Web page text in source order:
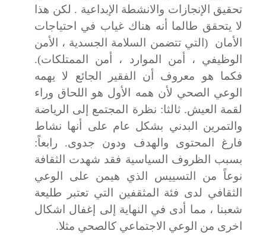
تحقيق الإنجازات والانشطة الإبداعية . لكن هذا
لا يتحقق طالما أنه هناك غياب في احتياجات
الأمان
(التي تتضمن السلامة الجسدية ، الأمن
الوظيفي ، أمن الموارد ، أمن الممتلكات).
فكما هو معروف أن الفقير الجائع لا يهمه
الوعي الصحي لأن همه الأول هو اللحاق وراء
لقمة العيش. ثالثا: نظرة المجتمع إلى الرياضة
والتمرين البدني بشكل عام على أنها نشاط
فارغ المحتوى والهدف ودون جدوى. رابعاً:
بسبب الظروف السياسية فقد شهدت الثقافة
نوعاً من التسييس الذي هيمن على الوعي
الثقافي لدى فئة المثقفين التي تعتبر طليعة
شعبنا ، مما أدى في النهاية إلى إغفال اشكال
اخرى من الوعي الاجتماعي كالصحي مثلا.